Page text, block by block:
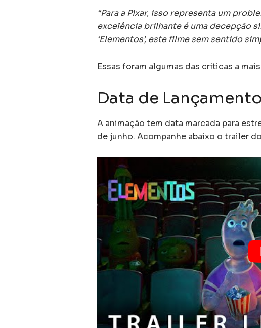
“Para a Pixar, isso representa um
excelência brilhante é uma decepção
‘Elementos’, este filme sem sentido
Essas foram algumas das críticas a
Data de
A animação tem data marcada para
de junho. Acompanhe abaixo o trailer